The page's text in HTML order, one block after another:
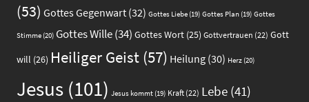
(53) Gottes Gegenwart (32) Gottes Liebe (19) Gottes Plan (19) Gottes
Stimme (20) Gottes Wille(34) Gottes Wort (25) Gottvertrauen (22) Gott
will (26) Heiliger Geist (57) Heilung (30) Herz (20)
Jesus (101) Jesus kommt (19) Kraft (22) Lebe (41)